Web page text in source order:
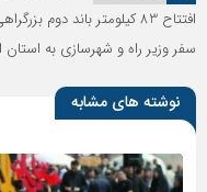
افتتاح 83 کیلومتر باند دوم بزرگراهی در اردبیل
سفر وزیر راه و شهرسازی به استان
نوشته های مشابه